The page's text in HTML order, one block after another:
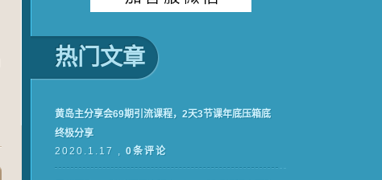
热门文章
黄岛主分享会69期引流课程，2天3节课年底压箱底
终极分享
2020.1.17 , 0条评论